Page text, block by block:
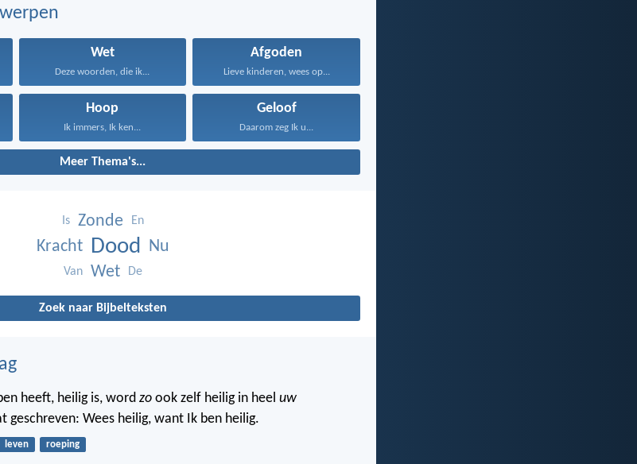
Wet
Deze woorden, die ik...
Afgoden
Lieve kinderen, wees op...
Hoop
Ik immers, Ik ken...
Geloof
Daarom zeg Ik u...
Meer Thema's...
Is Zonde En
Kracht Dood Nu
Van Wet De
Zoek naar Bijbelteksten
heeft, heilig is, word zo ook zelf heilig in heel uw
geschreven: Wees heilig, want Ik ben heilig.
leven roeping